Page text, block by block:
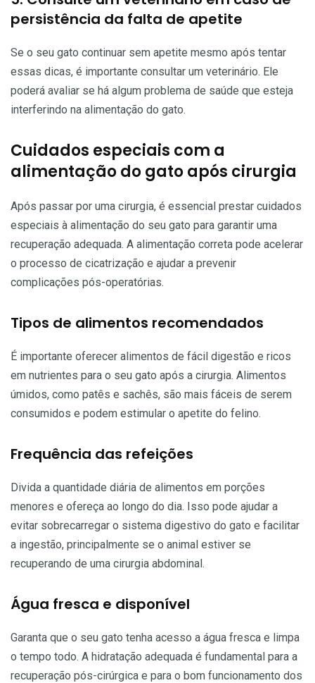
persistência da falta de apetite
Se o seu gato continuar sem apetite mesmo após tentar
essas dicas, é importante consultar um veterinário. Ele
poderá avaliar se há algum problema de saúde que esteja
interferindo na alimentação do gato.
Cuidados especiais com a
alimentação do gato após cirurgia
Após passar por uma cirurgia, é essencial prestar cuidados
especiais à alimentação do seu gato para garantir uma
recuperação adequada. A alimentação correta pode acelerar
o processo de cicatrização e ajudar a prevenir
complicações pós-operatórias.
Tipos de alimentos recomendados
É importante oferecer alimentos de fácil digestão e ricos
em nutrientes para o seu gato após a cirurgia. Alimentos
úmidos, como patês e sachês, são mais fáceis de serem
consumidos e podem estimular o apetite do felino.
Frequência das refeições
Divida a quantidade diária de alimentos em porções
menores e ofereça ao longo do dia. Isso pode ajudar a
evitar sobrecarregar o sistema digestivo do gato e facilitar
a ingestão, principalmente se o animal estiver se
recuperando de uma cirurgia abdominal.
Água fresca e disponível
Garanta que o seu gato tenha acesso a água fresca e limpa
o tempo todo. A hidratação adequada é fundamental para a
recuperação pós-cirúrgica e para o bom funcionamento dos